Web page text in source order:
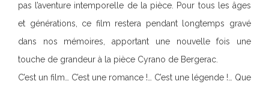
pas l’aventure intemporelle de la pièce. Pour tous les âges
et générations, ce film restera pendant longtemps gravé
dans nos mémoires, apportant une nouvelle fois une
touche de grandeur à la pièce Cyrano de Bergerac.
C’est un film… C’est une romance !… C’est une légende !… Que